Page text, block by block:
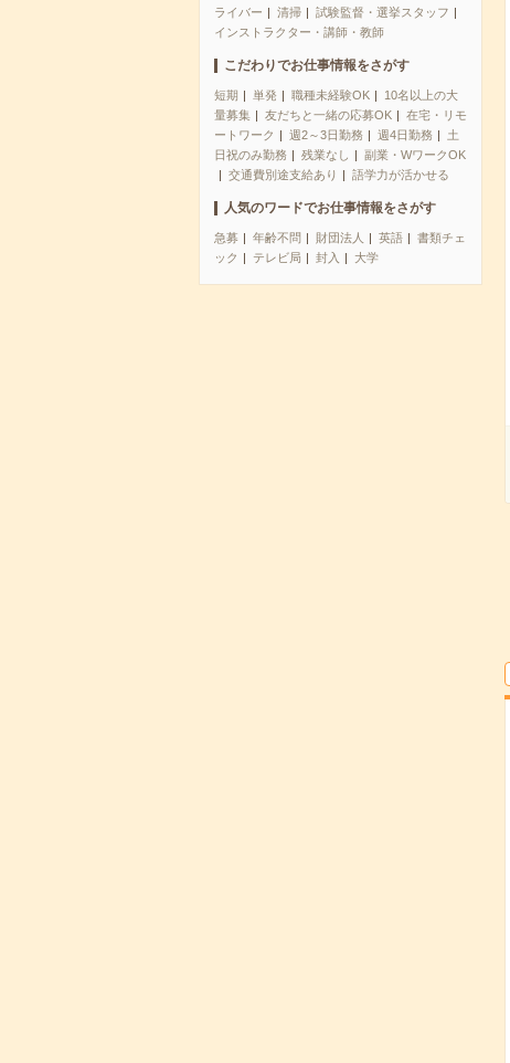
ライバー
清掃
試験監督・選挙スタッフ
インストラクター・講師・教師
こだわりでお仕事情報をさがす
短期 単発 職種未経験OK
10名以上の大
量募集
友だちと一緒の応募OK
在宅・リモ
ートワーク
週2～3日勤務 週4日勤務
土
日祝のみ勤務
残業なし
副業・WワークOK
交通費別途支給あり
語学力が活かせる
人気のワードでお仕事情報をさがす
急募 年齢不問 財団法人 英語
書類チェ
ック
テレビ局 封入 大学